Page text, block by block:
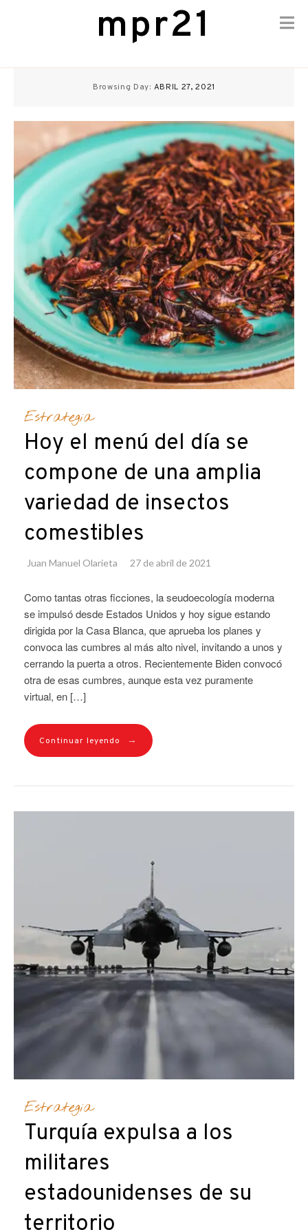
mpr21
Browsing Day: ABRIL 27, 2021
Estrategia
Hoy el menú del día se
compone de una amplia
variedad de insectos
comestibles
Juan Manuel Olarieta 27 de abril de 2021
Como tantas otras ficciones, la seudoecología moderna
se impulsó desde Estados Unidos y hoy sigue estando
dirigida por la Casa Blanca, que aprueba los planes y
convoca las cumbres al más alto nivel, invitando a unos y
cerrando la puerta a otros. Recientemente Biden convocó
otra de esas cumbres, aunque esta vez puramente
virtual, en […]
Continuar leyendo →
Estrategia
Turquía expulsa a los
militares
estadounidenses de su
territorio